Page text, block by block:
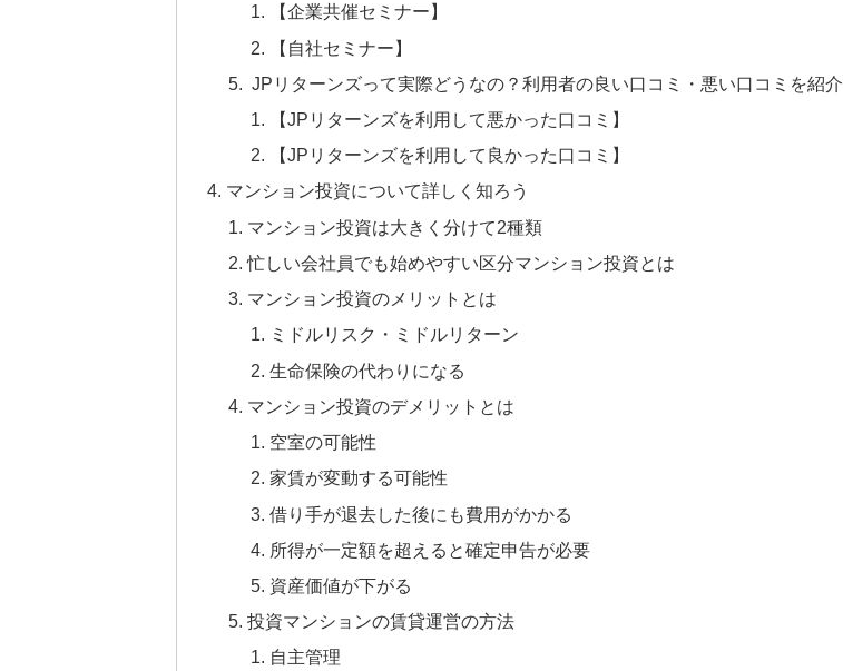
【企業共催セミナー】
【自社セミナー】
JPリターンズって実際どうなの？利用者の良い口コミ・悪い口コミを紹介
【JPリターンズを利用して悪かった口コミ】
【JPリターンズを利用して良かった口コミ】
マンション投資について詳しく知ろう
マンション投資は大きく分けて2種類
忙しい会社員でも始めやすい区分マンション投資とは
マンション投資のメリットとは
ミドルリスク・ミドルリターン
生命保険の代わりになる
マンション投資のデメリットとは
空室の可能性
家賃が変動する可能性
借り手が退去した後にも費用がかかる
所得が一定額を超えると確定申告が必要
資産価値が下がる
投資マンションの賃貸運営の方法
自主管理